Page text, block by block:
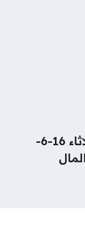
أسعار السمك اليوم الثلاثاء 16-6-